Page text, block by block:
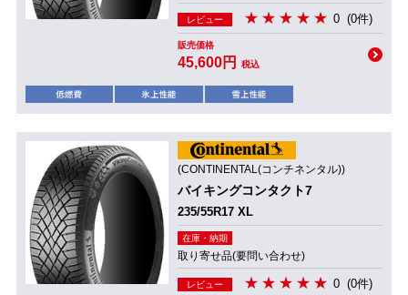
レビュー 0 (0件)
販売価格
45,600円 税込
(CONTINENTAL(コンチネンタル))
バイキングコンタクト7
235/55R17 XL
在庫・納期
取り寄せ品(要問い合わせ)
レビュー 0 (0件)